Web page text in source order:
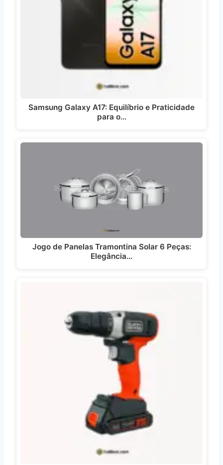
Samsung Galaxy A17: Equilíbrio e Praticidade
para o…
Jogo de Panelas Tramontina Solar 6 Peças:
Elegância…